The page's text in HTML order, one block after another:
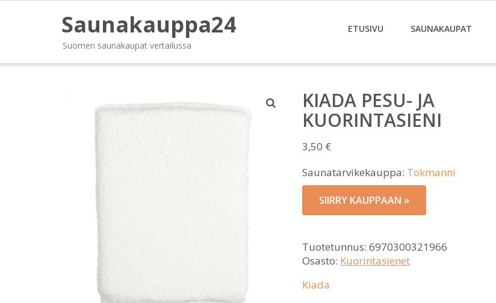
Saunakauppa24
Suomen saunakaupat vertailussa
ETUSIVU SAUNAKAUPAT
KIADA PESU- JA
KUORINTASIENI
3,50 €
Saunatarvikekauppa: Tokmanni
SIIRRY KAUPPAAN »
Tuotetunnus: 6970300321966
Osasto: Kuorintasienet
Kiada